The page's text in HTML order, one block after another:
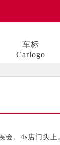
车标
Carlogo
、4s店门头上